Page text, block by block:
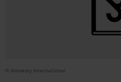
© Amnesty International